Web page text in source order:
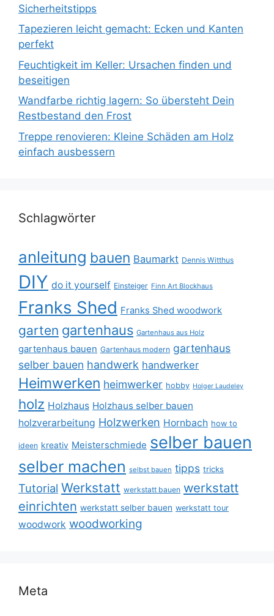
Sicherheitstipps
Tapezieren leicht gemacht: Ecken und Kanten
perfekt
Feuchtigkeit im Keller: Ursachen finden und
beseitigen
Wandfarbe richtig lagern: So übersteht Dein
Restbestand den Frost
Treppe renovieren: Kleine Schäden am Holz
einfach ausbessern
Schlagwörter
anleitung bauen Baumarkt Dennis Witthus
DIY do it yourself Einsteiger Finn Art Blockhaus
Franks Shed Franks Shed woodwork
garten gartenhaus Gartenhaus aus Holz
gartenhaus bauen Gartenhaus modern gartenhaus
selber bauen handwerk handwerker
Heimwerken heimwerker hobby Holger Laudeley
holz Holzhaus Holzhaus selber bauen
holzverarbeitung Holzwerken Hornbach how to
ideen kreativ Meisterschmiede selber bauen
selber machen selbst bauen tipps tricks
Tutorial Werkstatt werkstatt bauen werkstatt
einrichten werkstatt selber bauen werkstatt tour
woodwork woodworking
Meta